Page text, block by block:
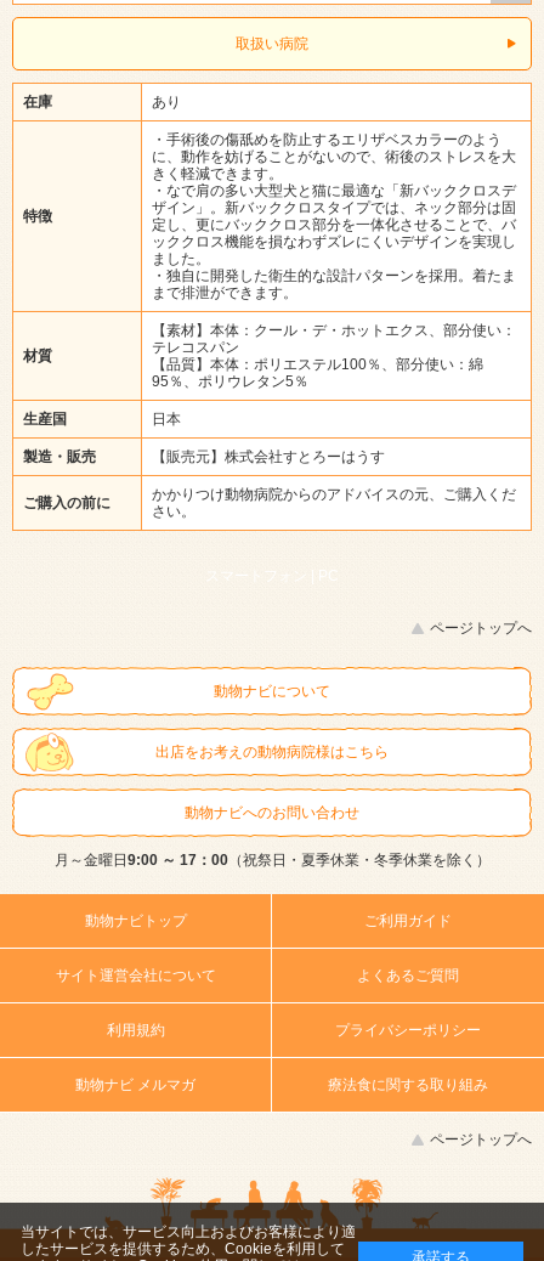
取扱い病院
在庫 あり
特徴
・手術後の傷舐めを防止するエリザベスカラーのよう
に、動作を妨げることがないので、術後のストレスを大
きく軽減できます。
・なで肩の多い大型犬と猫に最適な「新バッククロスデ
ザイン」。新バッククロスタイプでは、ネック部分は固
定し、更にバッククロス部分を一体化させることで、バ
ッククロス機能を損なわずズレにくいデザインを実現し
ました。
・独自に開発した衛生的な設計パターンを採用。着たま
まで排泄ができます。
材質
【素材】本体：クール・デ・ホットエクス、部分使い：
テレコスパン
【品質】本体：ポリエステル100％、部分使い：綿
95％、ポリウレタン5％
生産国 日本
製造・販売 【販売元】株式会社すとろーはうす
ご購入の前に
かかりつけ動物病院からのアドバイスの元、ご購入くだ
さい。
スマートフォン | PC
ページトップへ
動物ナビについて
出店をお考えの動物病院様はこちら
動物ナビへのお問い合わせ
月～金曜日9:00 ～ 17：00（祝祭日・夏季休業・冬季休業を除く）
動物ナビトップ ご利用ガイド
サイト運営会社について よくあるご質問
利用規約 プライバシーポリシー
動物ナビ メルマガ 療法食に関する取り組み
ページトップへ
当サイトでは、サービス向上およびお客様により適
したサービスを提供するため、Cookieを利用して